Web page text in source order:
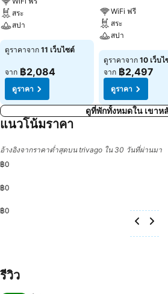
สระ
สปา
ดูราคาจาก 11 เว็บไซต์
จาก ฿2,084
ดูราคา
WiFi ฟรี
สระ
สปา
ดูราคาจาก 10 เว็บไ
จาก ฿2,497
ดูราคา
ดูที่พักทั้งหมดใน เขาห
แนวโน้มราคา
อ้างอิงจากราคาต่ำสุดบน trivago ใน 30 วันที่ผ่านมา
฿0
฿0
฿0
รีวิว